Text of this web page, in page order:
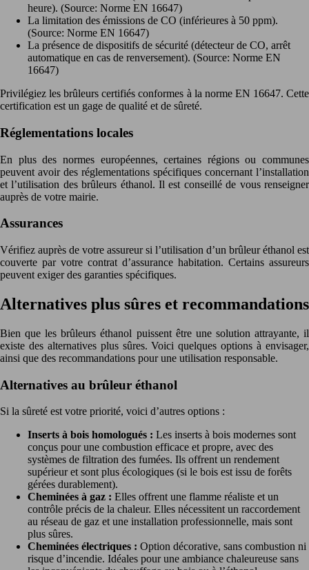
heure). (Source: Norme EN 16647)
La limitation des émissions de CO (inférieures à 50 ppm).
(Source: Norme EN 16647)
La présence de dispositifs de sécurité (détecteur de CO, arrêt
automatique en cas de renversement). (Source: Norme EN
16647)
Privilégiez les brûleurs certifiés conformes à la norme EN 16647. Cette
certification est un gage de qualité et de sûreté.
Réglementations locales
En plus des normes européennes, certaines régions ou communes
peuvent avoir des réglementations spécifiques concernant l’installation
et l’utilisation des brûleurs éthanol. Il est conseillé de vous renseigner
auprès de votre mairie.
Assurances
Vérifiez auprès de votre assureur si l’utilisation d’un brûleur éthanol est
couverte par votre contrat d’assurance habitation. Certains assureurs
peuvent exiger des garanties spécifiques.
Alternatives plus sûres et recommandations
Bien que les brûleurs éthanol puissent être une solution attrayante, il
existe des alternatives plus sûres. Voici quelques options à envisager,
ainsi que des recommandations pour une utilisation responsable.
Alternatives au brûleur éthanol
Si la sûreté est votre priorité, voici d’autres options :
Inserts à bois homologués : Les inserts à bois modernes sont
conçus pour une combustion efficace et propre, avec des
systèmes de filtration des fumées. Ils offrent un rendement
supérieur et sont plus écologiques (si le bois est issu de forêts
gérées durablement).
Cheminées à gaz : Elles offrent une flamme réaliste et un
contrôle précis de la chaleur. Elles nécessitent un raccordement
au réseau de gaz et une installation professionnelle, mais sont
plus sûres.
Cheminées électriques : Option décorative, sans combustion ni
risque d’incendie. Idéales pour une ambiance chaleureuse sans